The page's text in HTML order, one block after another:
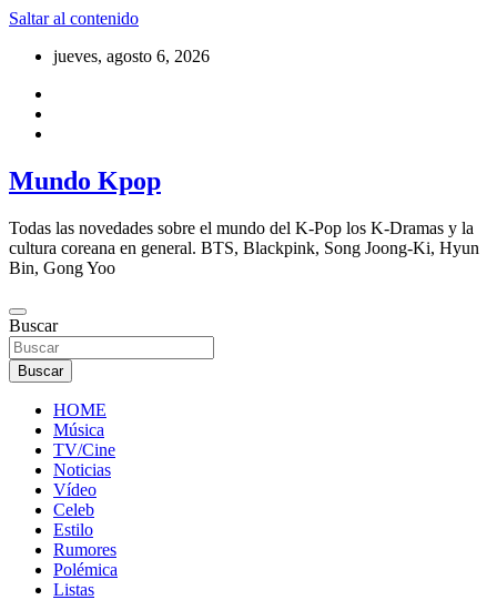
Saltar al contenido
jueves, agosto 6, 2026
Mundo Kpop
Todas las novedades sobre el mundo del K-Pop los K-Dramas y la
cultura coreana en general. BTS, Blackpink, Song Joong-Ki, Hyun
Bin, Gong Yoo
Buscar
Buscar
HOME
Música
TV/Cine
Noticias
Vídeo
Celeb
Estilo
Rumores
Polémica
Listas